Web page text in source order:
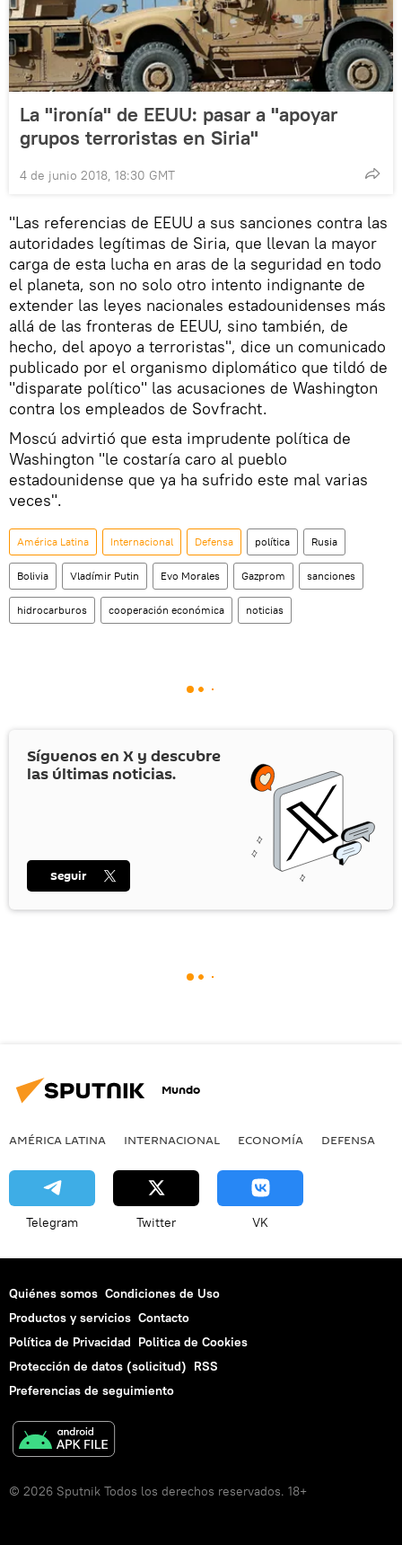
La "ironía" de EEUU: pasar a "apoyar
grupos terroristas en Siria"
4 de junio 2018, 18:30 GMT
"Las referencias de EEUU a sus sanciones contra las
autoridades legítimas de Siria, que llevan la mayor
carga de esta lucha en aras de la seguridad en todo
el planeta, son no solo otro intento indignante de
extender las leyes nacionales estadounidenses más
allá de las fronteras de EEUU, sino también, de
hecho, del apoyo a terroristas", dice un comunicado
publicado por el organismo diplomático que tildó de
"disparate político" las acusaciones de Washington
contra los empleados de Sovfracht.
Moscú advirtió que esta imprudente política de
Washington "le costaría caro al pueblo
estadounidense que ya ha sufrido este mal varias
veces".
América Latina Internacional Defensa política Rusia
Bolivia Vladímir Putin Evo Morales Gazprom sanciones
hidrocarburos cooperación económica noticias
Síguenos en X y descubre
las últimas noticias.
Seguir
Mundo
AMÉRICA LATINA INTERNACIONAL ECONOMÍA DEFENSA
Telegram Twitter VK
Quiénes somos Condiciones de Uso
Productos y servicios Contacto
Política de Privacidad Politica de Cookies
Protección de datos (solicitud) RSS
Preferencias de seguimiento
© 2026 Sputnik Todos los derechos reservados. 18+